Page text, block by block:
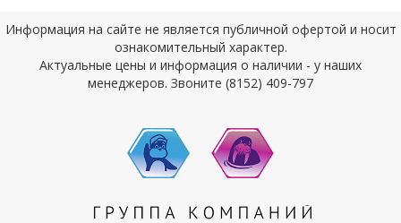
Информация на сайте не является публичной офертой и носит
ознакомительный характер.
Актуальные цены и информация о наличии - у наших
менеджеров. Звоните (8152) 409-797